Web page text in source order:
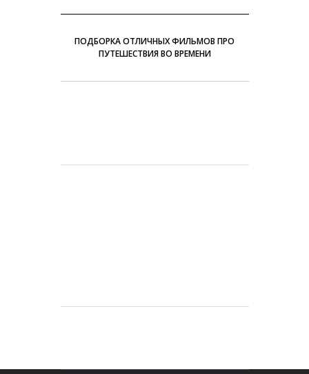
ПОДБОРКА ОТЛИЧНЫХ ФИЛЬМОВ ПРО
ПУТЕШЕСТВИЯ ВО ВРЕМЕНИ